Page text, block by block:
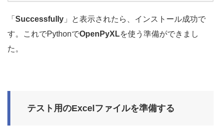
「 Successfully 」と表示されたら、インストール成功で
す。これでPythonでOpenPyXLを使う準備ができまし
た。
テスト用のExcelファイルを準備する